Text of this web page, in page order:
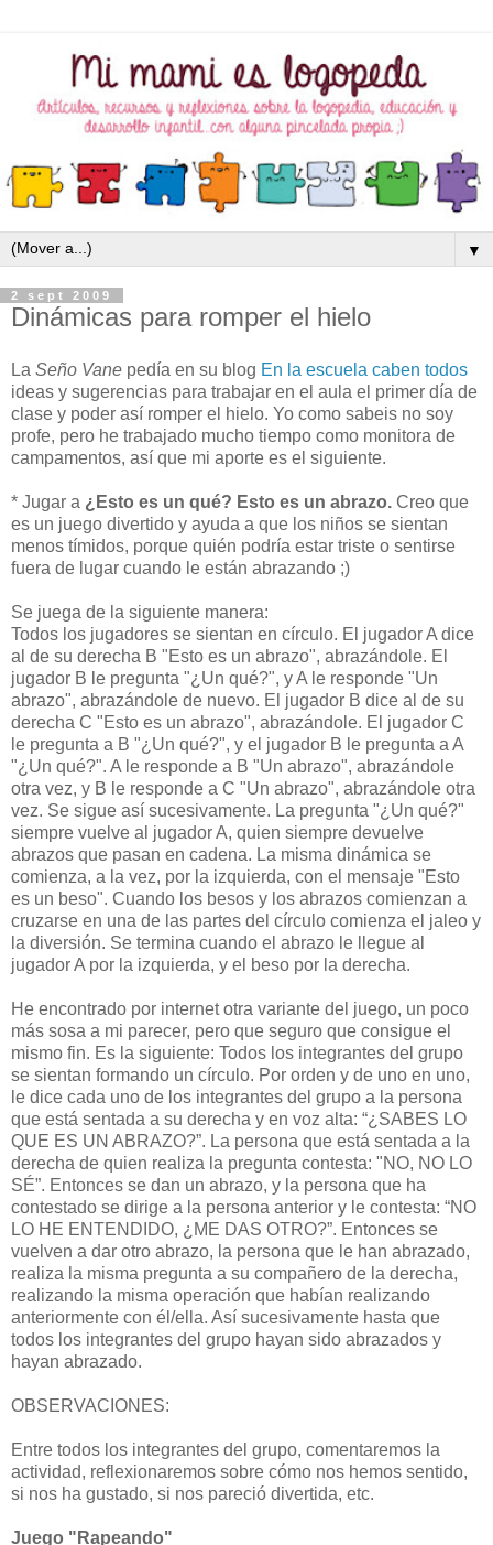
▼
2 sept 2009
Dinámicas para romper el hielo
La Seño Vane pedía en su blog En la escuela caben todos
ideas y sugerencias para trabajar en el aula el primer día de
clase y poder así romper el hielo. Yo como sabeis no soy
profe, pero he trabajado mucho tiempo como monitora de
campamentos, así que mi aporte es el siguiente.
* Jugar a ¿Esto es un qué? Esto es un abrazo. Creo que
es un juego divertido y ayuda a que los niños se sientan
menos tímidos, porque quién podría estar triste o sentirse
fuera de lugar cuando le están abrazando ;)
Se juega de la siguiente manera:
Todos los jugadores se sientan en círculo. El jugador A dice
al de su derecha B "Esto es un abrazo", abrazándole. El
jugador B le pregunta "¿Un qué?", y A le responde "Un
abrazo", abrazándole de nuevo. El jugador B dice al de su
derecha C "Esto es un abrazo", abrazándole. El jugador C
le pregunta a B "¿Un qué?", y el jugador B le pregunta a A
"¿Un qué?". A le responde a B "Un abrazo", abrazándole
otra vez, y B le responde a C "Un abrazo", abrazándole otra
vez. Se sigue así sucesivamente. La pregunta "¿Un qué?"
siempre vuelve al jugador A, quien siempre devuelve
abrazos que pasan en cadena. La misma dinámica se
comienza, a la vez, por la izquierda, con el mensaje "Esto
es un beso". Cuando los besos y los abrazos comienzan a
cruzarse en una de las partes del círculo comienza el jaleo y
la diversión. Se termina cuando el abrazo le llegue al
jugador A por la izquierda, y el beso por la derecha.
He encontrado por internet otra variante del juego, un poco
más sosa a mi parecer, pero que seguro que consigue el
mismo fin. Es la siguiente: Todos los integrantes del grupo
se sientan formando un círculo. Por orden y de uno en uno,
le dice cada uno de los integrantes del grupo a la persona
que está sentada a su derecha y en voz alta: “¿SABES LO
QUE ES UN ABRAZO?”. La persona que está sentada a la
derecha de quien realiza la pregunta contesta: "NO, NO LO
SÉ”. Entonces se dan un abrazo, y la persona que ha
contestado se dirige a la persona anterior y le contesta: “NO
LO HE ENTENDIDO, ¿ME DAS OTRO?”. Entonces se
vuelven a dar otro abrazo, la persona que le han abrazado,
realiza la misma pregunta a su compañero de la derecha,
realizando la misma operación que habían realizando
anteriormente con él/ella. Así sucesivamente hasta que
todos los integrantes del grupo hayan sido abrazados y
hayan abrazado.
OBSERVACIONES:
Entre todos los integrantes del grupo, comentaremos la
actividad, reflexionaremos sobre cómo nos hemos sentido,
si nos ha gustado, si nos pareció divertida, etc.
Juego "Rapeando"